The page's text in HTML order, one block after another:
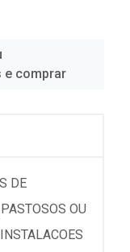
e comprar
DE
OU